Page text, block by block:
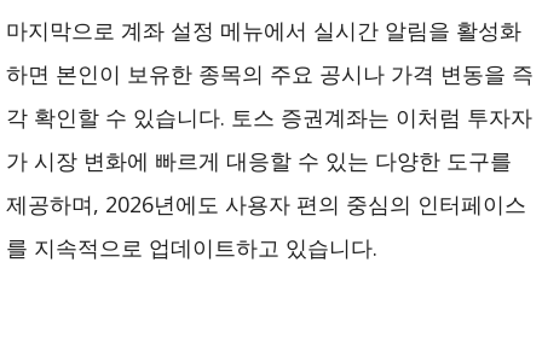
마지막으로 계좌 설정 메뉴에서 실시간 알림을 활성화
하면 본인이 보유한 종목의 주요 공시나 가격 변동을 즉
각 확인할 수 있습니다. 토스 증권계좌는 이처럼 투자자
가 시장 변화에 빠르게 대응할 수 있는 다양한 도구를
제공하며, 2026년에도 사용자 편의 중심의 인터페이스
를 지속적으로 업데이트하고 있습니다.